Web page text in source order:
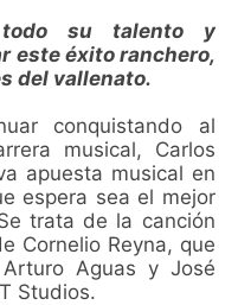
su talento y
este éxito ranchero,
del vallenato.
conquistando al
musical, Carlos
apuesta musical en
espera sea el mejor
trata de la canción
Cornelio Reyna, que
Aguas y José
Studios.